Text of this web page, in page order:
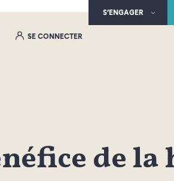
S’ENGAGER
SE CONNECTER
de la